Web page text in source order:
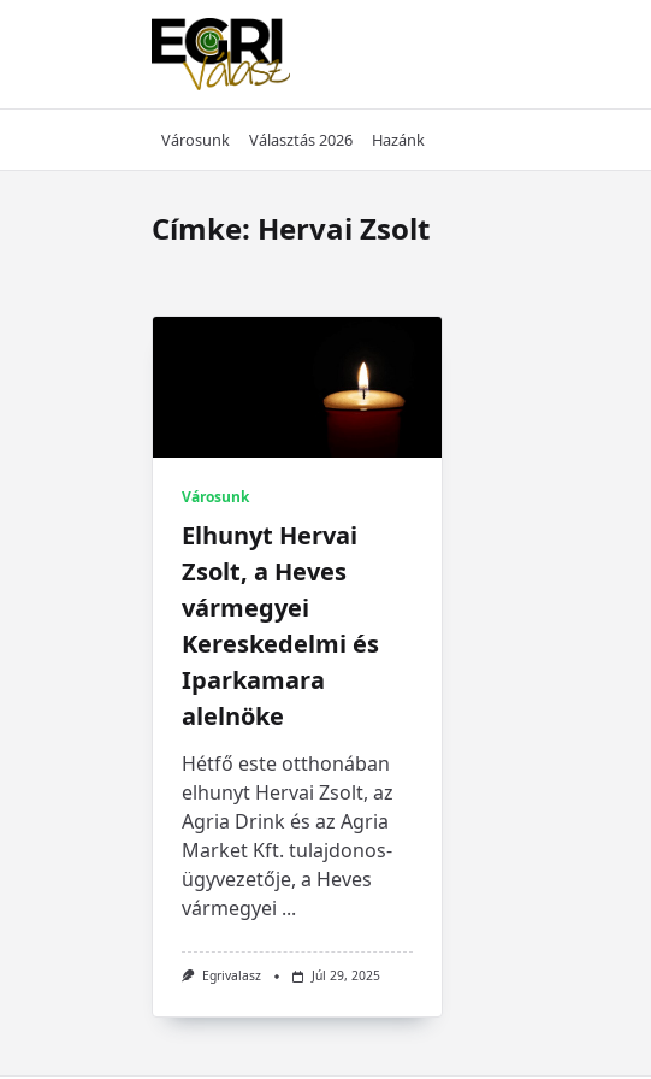
Városunk Választás 2026 Hazánk
Címke: Hervai Zsolt
Városunk
Elhunyt Hervai
Zsolt, a Heves
vármegyei
Kereskedelmi és
Iparkamara
alelnöke
Hétfő este otthonában
elhunyt Hervai Zsolt, az
Agria Drink és az Agria
Market Kft. tulajdonos-
ügyvezetője, a Heves
vármegyei ...
Egrivalasz Júl 29, 2025